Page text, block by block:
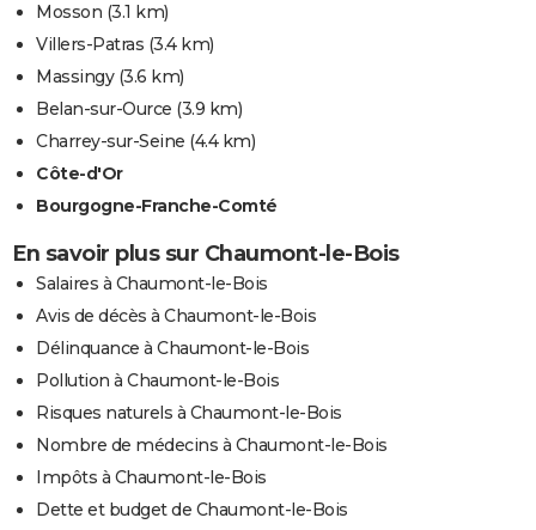
Mosson (3.1 km)
Villers-Patras (3.4 km)
Massingy(3.6 km)
Belan-sur-Ource (3.9 km)
Charrey-sur-Seine (4.4 km)
Côte-d'Or
Bourgogne-Franche-Comté
En savoir plus sur Chaumont-le-Bois
Salaires à Chaumont-le-Bois
Avis de décès à Chaumont-le-Bois
Délinquance à Chaumont-le-Bois
Pollution à Chaumont-le-Bois
Risques naturels à Chaumont-le-Bois
Nombre de médecins à Chaumont-le-Bois
Impôts à Chaumont-le-Bois
Dette et budget de Chaumont-le-Bois